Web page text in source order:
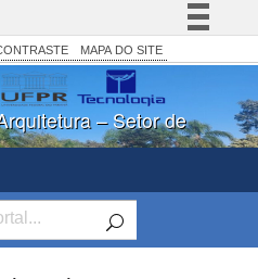
Simplifique!
Comunica BR
Participe
Acesso à informação
Canais
MAPA DO SITE
– Setor de